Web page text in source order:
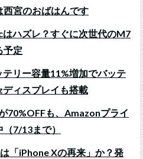
宮のおばはんです
ハズレ？すぐに次世代のM7
予定
リー容量11%増加でバッテ
ィスプレイも搭載
70%OFFも、Amazonプライ
7/13まで）
「iPhone Xの再来」か？発